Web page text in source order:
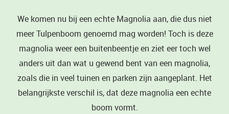
We komen nu bij een echte Magnolia aan, die dus niet
meer Tulpenboom genoemd mag worden! Toch is deze
magnolia weer een buitenbeentje en ziet eer toch wel
anders uit dan wat u gewend bent van een magnolia,
zoals die in veel tuinen en parken zijn aangeplant. Het
belangrijkste verschil is, dat deze magnolia een echte
boom vormt.